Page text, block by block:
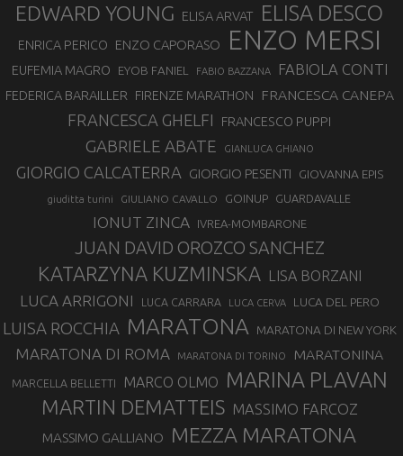
EDWARD YOUNG ELISA ARVAT ELISA DESCO
ENRICA PERICO ENZO CAPORASO ENZO MERSI
EUFEMIA MAGRO EYOB FANIEL FABIO BAZZANA FABIOLA CONTI
FEDERICA BARAILLER FIRENZE MARATHON FRANCESCA CANEPA
FRANCESCA GHELFI FRANCESCO PUPPI
GABRIELE ABATE GIANLUCA GHIANO
GIORGIO CALCATERRA GIORGIO PESENTI GIOVANNA EPIS
giuditta turini GIULIANO CAVALLO GOINUP GUARDAVALLE
IONUT ZINCA IVREA-MOMBARONE
JUAN DAVID OROZCO SANCHEZ
KATARZYNA KUZMINSKA LISA BORZANI
LUCA ARRIGONI LUCA CARRARA LUCA CERVA LUCA DEL PERO
LUISA ROCCHIA MARATONA MARATONA DI NEW YORK
MARATONA DI ROMA MARATONA DI TORINO MARATONINA
MARCELLA BELLETTI MARCO OLMO MARINA PLAVAN
MARTIN DEMATTEIS MASSIMO FARCOZ
MASSIMO GALLIANO MEZZA MARATONA